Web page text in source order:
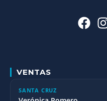
VENTAS
SANTA CRUZ